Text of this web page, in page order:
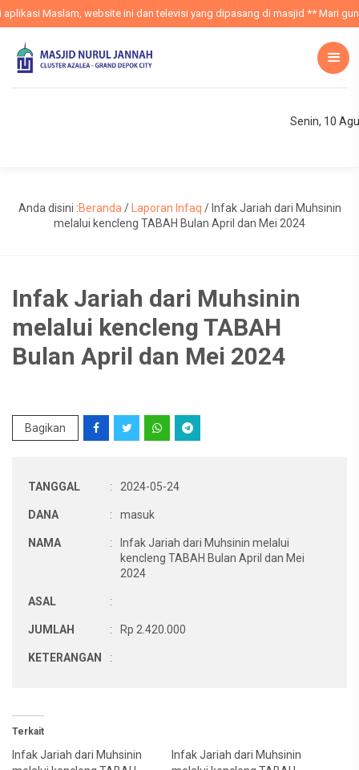
Maslam, website ini dan televisi yang dipasang di masjid ** Mari
Senin, 10
Anda disini :Beranda / Laporan Infaq / Infak Jariah dari Muhsinin
melalui kencleng TABAH Bulan April dan Mei 2024
Infak Jariah dari Muhsinin
melalui kencleng TABAH
Bulan April dan Mei 2024
Bagikan
TANGGAL : 2024-05-24
DANA : masuk
NAMA :
Infak Jariah dari Muhsinin melalui
kencleng TABAH Bulan April dan Mei
2024
ASAL :
JUMLAH : Rp 2.420.000
KETERANGAN :
Terkait
Infak Jariah dari Muhsinin
Infak Jariah dari Muhsinin